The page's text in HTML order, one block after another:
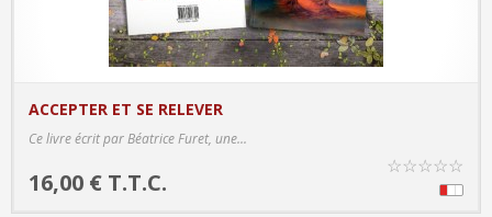
ACCEPTER ET SE RELEVER
Ce livre écrit par Béatrice Furet, une...
16,00 € T.T.C.
☆☆☆☆☆